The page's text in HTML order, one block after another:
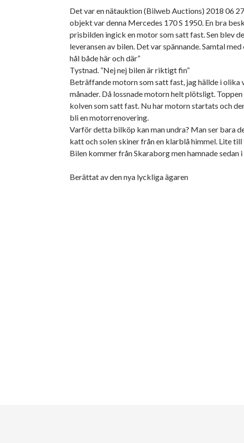
Det var en nätauktion (Bilweb Auctions) 2018 06
objekt var denna Mercedes 170 S 1950. En bra
prisbilden ingick en motor som satt fast. Sen blev
leveransen av bilen. Det var spännande. Samtal
hål både här och där”
Tystnad. ”Nej nej bilen är riktigt fin”
Beträffande motorn som satt fast, jag hällde i olika
månader. Då lossnade motorn helt plötsligt.
kolven som satt fast. Nu har motorn startats och
bli en motorrenovering.
Varför detta bilköp kan man undra? Man ser bara
katt och solen skiner från en klarblå himmel. Lite
Bilen kommer från Skaraborg men hamnade
Berättat av den nya lyckliga ägaren